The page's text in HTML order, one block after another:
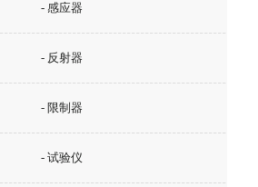
- 感应器
- 反射器
- 限制器
- 试验仪